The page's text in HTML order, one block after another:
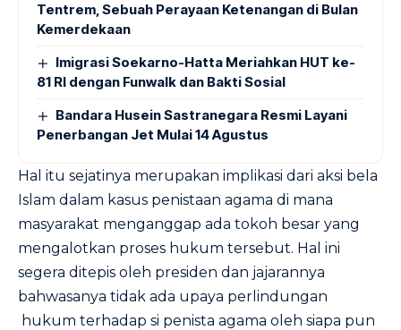
Tentrem, Sebuah Perayaan Ketenangan di Bulan
Kemerdekaan
Imigrasi Soekarno-Hatta Meriahkan HUT ke-
81 RI dengan Funwalk dan Bakti Sosial
Bandara Husein Sastranegara Resmi Layani
Penerbangan Jet Mulai 14 Agustus
Hal itu sejatinya merupakan implikasi dari aksi bela
Islam dalam kasus penistaan agama di mana
masyarakat menganggap ada tokoh besar yang
mengalotkan proses hukum tersebut. Hal ini
segera ditepis oleh presiden dan jajarannya
bahwasanya tidak ada upaya perlindungan
hukum terhadap si penista agama oleh siapa pun